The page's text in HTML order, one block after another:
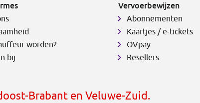
worden?
bij
Vervoerbewijzen
Abonnementen
Kaartjes / e-tickets
OVpay
Resellers
Brabant en Veluwe-Zuid.